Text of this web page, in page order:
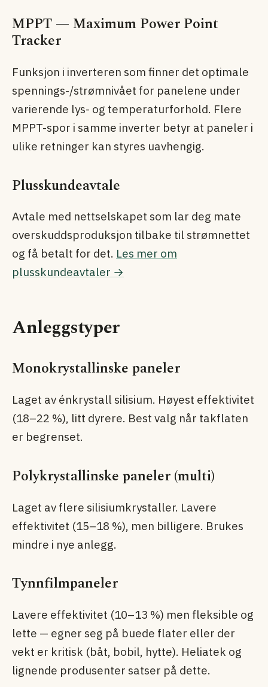
MPPT — Maximum Power Point
Tracker
Funksjon i inverteren som finner det optimale
spennings-/strømnivået for panelene under
varierende lys- og temperaturforhold. Flere
MPPT-spor i samme inverter betyr at paneler i
ulike retninger kan styres uavhengig.
Plusskundeavtale
Avtale med nettselskapet som lar deg mate
overskuddsproduksjon tilbake til strømnettet
og få betalt for det. Les mer om
plusskundeavtaler →
Anleggstyper
Monokrystallinske paneler
Laget av énkrystall silisium. Høyest effektivitet
(18–22 %), litt dyrere. Best valg når takflaten
er begrenset.
Polykrystallinske paneler (multi)
Laget av flere silisiumkrystaller. Lavere
effektivitet (15–18 %), men billigere. Brukes
mindre i nye anlegg.
Tynnfilmpaneler
Lavere effektivitet (10–13 %) men fleksible og
lette — egner seg på buede flater eller der
vekt er kritisk (båt, bobil, hytte). Heliatek og
lignende produsenter satser på dette.